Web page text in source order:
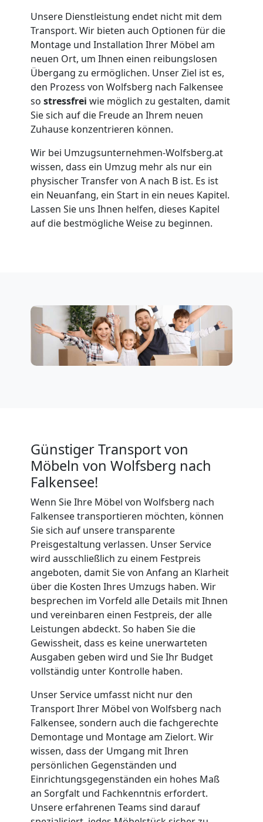
Unsere Dienstleistung endet nicht mit dem
Transport. Wir bieten auch Optionen für die
Montage und Installation Ihrer Möbel am
neuen Ort, um Ihnen einen reibungslosen
Übergang zu ermöglichen. Unser Ziel ist es,
den Prozess von Wolfsberg nach Falkensee
so stressfrei wie möglich zu gestalten, damit
Sie sich auf die Freude an Ihrem neuen
Zuhause konzentrieren können.
Wir bei Umzugsunternehmen-Wolfsberg.at
wissen, dass ein Umzug mehr als nur ein
physischer Transfer von A nach B ist. Es ist
ein Neuanfang, ein Start in ein neues Kapitel.
Lassen Sie uns Ihnen helfen, dieses Kapitel
auf die bestmögliche Weise zu beginnen.
Günstiger Transport von
Möbeln von Wolfsberg nach
Falkensee!
Wenn Sie Ihre Möbel von Wolfsberg nach
Falkensee transportieren möchten, können
Sie sich auf unsere transparente
Preisgestaltung verlassen. Unser Service
wird ausschließlich zu einem Festpreis
angeboten, damit Sie von Anfang an Klarheit
über die Kosten Ihres Umzugs haben. Wir
besprechen im Vorfeld alle Details mit Ihnen
und vereinbaren einen Festpreis, der alle
Leistungen abdeckt. So haben Sie die
Gewissheit, dass es keine unerwarteten
Ausgaben geben wird und Sie Ihr Budget
vollständig unter Kontrolle haben.
Unser Service umfasst nicht nur den
Transport Ihrer Möbel von Wolfsberg nach
Falkensee, sondern auch die fachgerechte
Demontage und Montage am Zielort. Wir
wissen, dass der Umgang mit Ihren
persönlichen Gegenständen und
Einrichtungsgegenständen ein hohes Maß
an Sorgfalt und Fachkenntnis erfordert.
Unsere erfahrenen Teams sind darauf
Wolfsberg
Umzug
für
Senioren
Wolfsberg
Firmenumzug
Wolfsberg
Expressumzug
Wolfsberg
Tragehilfe
Wolfsberg
Kleiner
Umzug
Wolfsberg
Küchenumzug
Wolfsberg
Umzug
und